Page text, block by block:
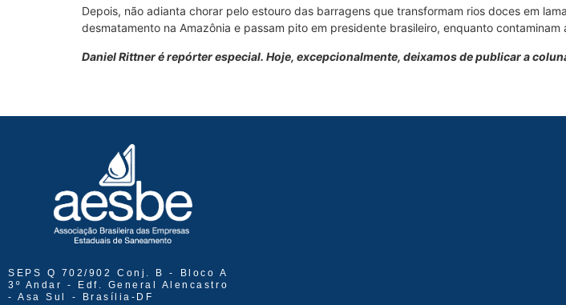
Depois, não adianta chorar pelo estouro das barragens que transformam rios doces em
desmatamento na Amazônia e passam pito em presidente brasileiro, enquanto contaminam
Daniel Rittner é repórter especial. Hoje, excepcionalmente, deixamos de publicar a
SEPS Q 702/902 Conj. B - Bloco A
3º Andar - Edf. General Alencastro
- Asa Sul - Brasília-DF